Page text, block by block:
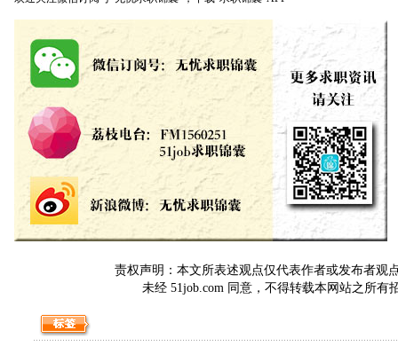
责权声明：本文所表述观点仅代表作者或发布者观
未经 51job.com 同意，不得转载本网站之所有